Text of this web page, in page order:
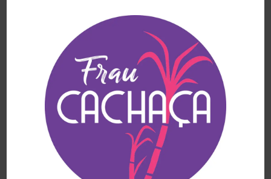
Pindorama Cobra Coral
€37.90(inkl. MwSt)
Cachaça Matriarca Blend 4 Madeiras Brasileiras -
Extra Premium
€56.90 (inkl. MwSt)
Meu Garoto Açaí Likör
€30.90